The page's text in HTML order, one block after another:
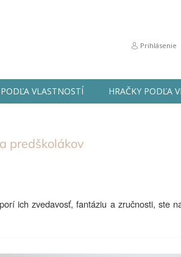
Prihlásenie
VLASTNOSTÍ HRAČKY PODĽA
predškolákov
ich zvedavosť, fantáziu a zručnosti, ste